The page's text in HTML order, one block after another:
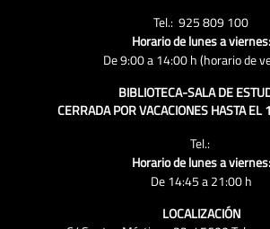
Tel.: 925 809 100
Horario de lunes a viernes:
De 9:00 a 14:00 h (horario de
BIBLIOTECA-SALA DE
CERRADA POR VACACIONES HASTA EL
Tel.:
Horario de lunes a viernes:
De 14:45 a 21:00 h
LOCALIZACIÓN